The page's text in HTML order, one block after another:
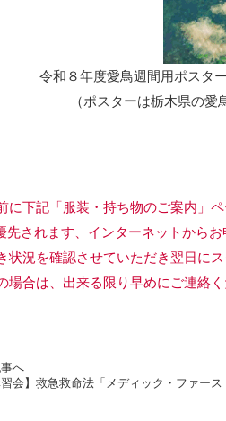
令和８年度愛鳥週間用ポスタ
（ポスターは栃木県の
下記「服装・持ち物のご案内」ペ
されます、インターネットから
状況を確認させていただき翌日に
合は、出来る限り早めにご連絡く
へ
習会】救急救命法「メディック・ファース